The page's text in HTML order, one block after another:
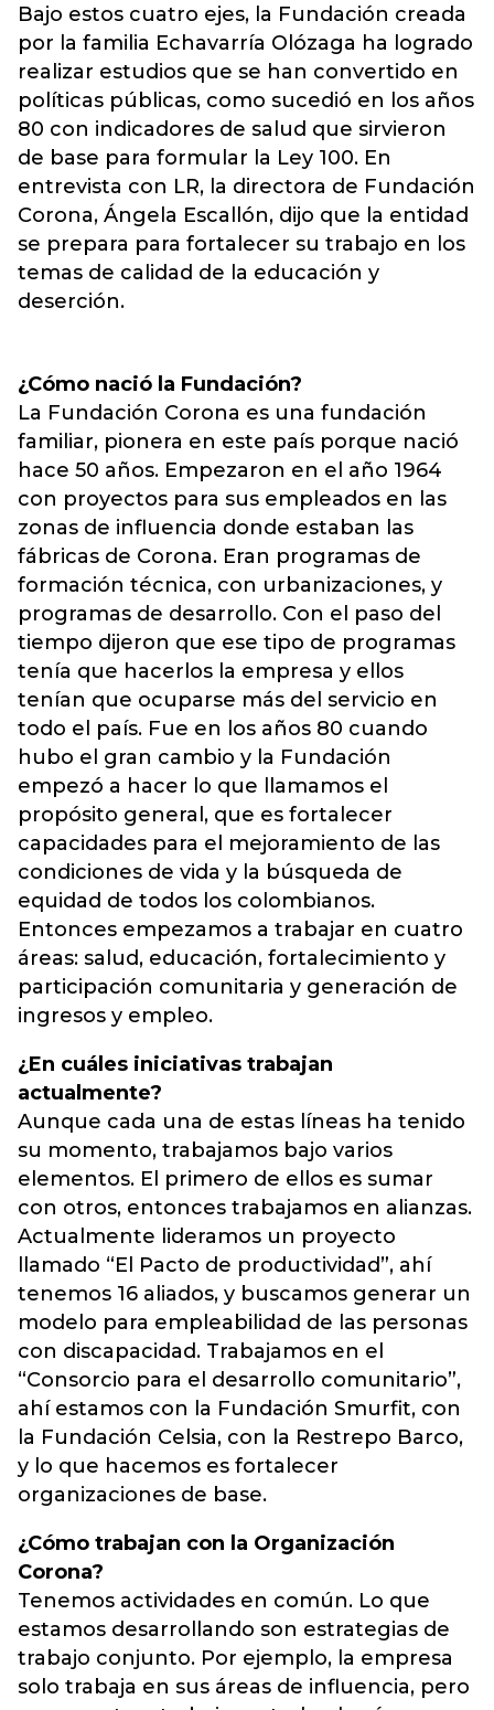
Bajo estos cuatro ejes, la Fundación creada
por la familia Echavarría Olózaga ha logrado
realizar estudios que se han convertido en
políticas públicas, como sucedió en los años
80 con indicadores de salud que sirvieron
de base para formular la Ley 100. En
entrevista con LR, la directora de Fundación
Corona, Ángela Escallón, dijo que la entidad
se prepara para fortalecer su trabajo en los
temas de calidad de la educación y
deserción.
¿Cómo nació la Fundación?
La Fundación Corona es una fundación
familiar, pionera en este país porque nació
hace 50 años. Empezaron en el año 1964
con proyectos para sus empleados en las
zonas de influencia donde estaban las
fábricas de Corona. Eran programas de
formación técnica, con urbanizaciones, y
programas de desarrollo. Con el paso del
tiempo dijeron que ese tipo de programas
tenía que hacerlos la empresa y ellos
tenían que ocuparse más del servicio en
todo el país. Fue en los años 80 cuando
hubo el gran cambio y la Fundación
empezó a hacer lo que llamamos el
propósito general, que es fortalecer
capacidades para el mejoramiento de las
condiciones de vida y la búsqueda de
equidad de todos los colombianos.
Entonces empezamos a trabajar en cuatro
áreas: salud, educación, fortalecimiento y
participación comunitaria y generación de
ingresos y empleo.
¿En cuáles iniciativas trabajan
actualmente?
Aunque cada una de estas líneas ha tenido
su momento, trabajamos bajo varios
elementos. El primero de ellos es sumar
con otros, entonces trabajamos en alianzas.
Actualmente lideramos un proyecto
llamado “El Pacto de productividad”, ahí
tenemos 16 aliados, y buscamos generar un
modelo para empleabilidad de las personas
con discapacidad. Trabajamos en el
“Consorcio para el desarrollo comunitario”,
ahí estamos con la Fundación Smurfit, con
la Fundación Celsia, con la Restrepo Barco,
y lo que hacemos es fortalecer
organizaciones de base.
¿Cómo trabajan con la Organización
Corona?
Tenemos actividades en común. Lo que
estamos desarrollando son estrategias de
trabajo conjunto. Por ejemplo, la empresa
solo trabaja en sus áreas de influencia, pero